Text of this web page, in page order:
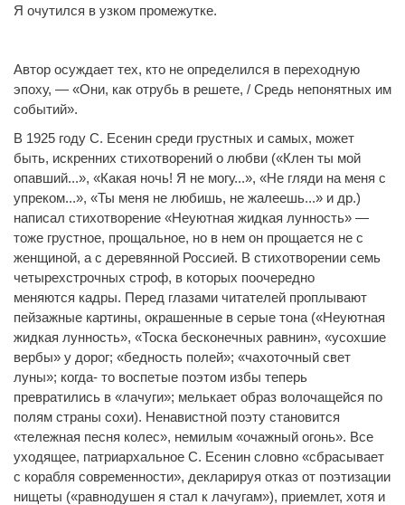
Я очутился в узком промежутке.
Автор осуждает тех, кто не определился в переходную
эпоху, — «Они, как отрубь в решете, / Средь непонятных им
событий».
В 1925 году С. Есенин среди грустных и самых, может
быть, искренних стихотворений о любви («Клен ты мой
опавший...», «Какая ночь! Я не могу...», «Не гляди на меня с
упреком...», «Ты меня не любишь, не жалеешь...» и др.)
написал стихотворение «Неуютная жидкая лунность» —
тоже грустное, прощальное, но в нем он прощается не с
женщиной, а с деревянной Россией. В стихотворении семь
четырехстрочных строф, в которых поочередно
меняются кадры. Перед глазами читателей проплывают
пейзажные картины, окрашенные в серые тона («Неуютная
жидкая лунность», «Тоска бесконечных равнин», «усохшие
вербы» у дорог; «бедность полей»; «чахоточный свет
луны»; когда- то воспетые поэтом избы теперь
превратились в «лачуги»; мелькает образ волочащейся по
полям страны сохи). Ненавистной поэту становится
«тележная песня колес», немилым «очажный огонь». Все
уходящее, патриархальное С. Есенин словно «сбрасывает
с корабля современности», декларируя отказ от поэтизации
нищеты («равнодушен я стал к лачугам»), приемлет, хотя и